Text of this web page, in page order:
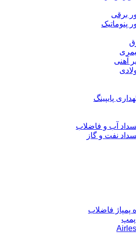
برقی
پنوماتیک
آهنی
پایپینگ
آب و فاضلاب
نفت و گاز
پمپاژ فاضلاب
پمپ